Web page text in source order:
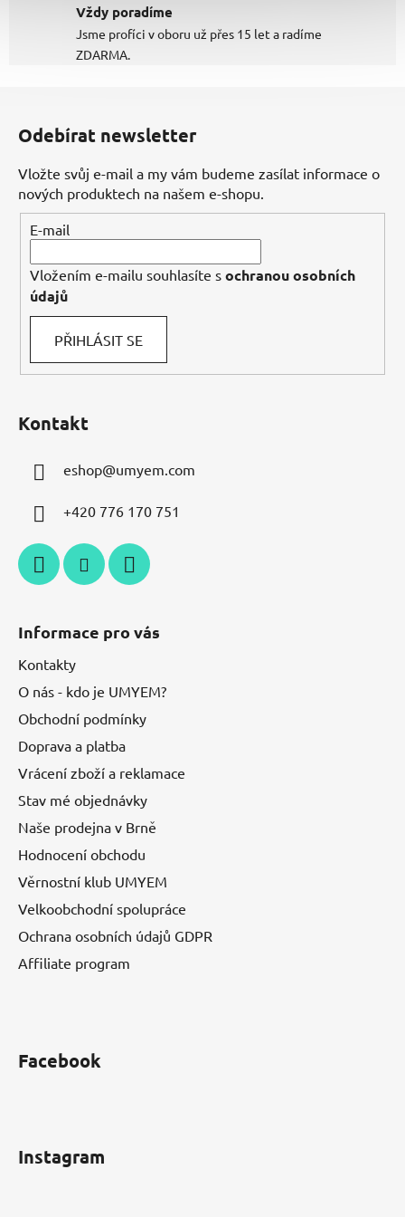
Vždy poradíme
Jsme profíci v oboru už přes 15 let a radíme
ZDARMA.
Odebírat newsletter
Vložte svůj e-mail a my vám budeme zasílat informace o
nových produktech na našem e-shopu.
E-mail
Vložením e-mailu souhlasíte s ochranou osobních
údajů
PŘIHLÁSIT SE
Kontakt
eshop@umyem.com
+420 776 170 751
Informace pro vás
Kontakty
O nás - kdo je UMYEM?
Obchodní podmínky
Doprava a platba
Vrácení zboží a reklamace
Stav mé objednávky
Naše prodejna v Brně
Hodnocení obchodu
Věrnostní klub UMYEM
Velkoobchodní spolupráce
Ochrana osobních údajů GDPR
Affiliate program
Facebook
Instagram